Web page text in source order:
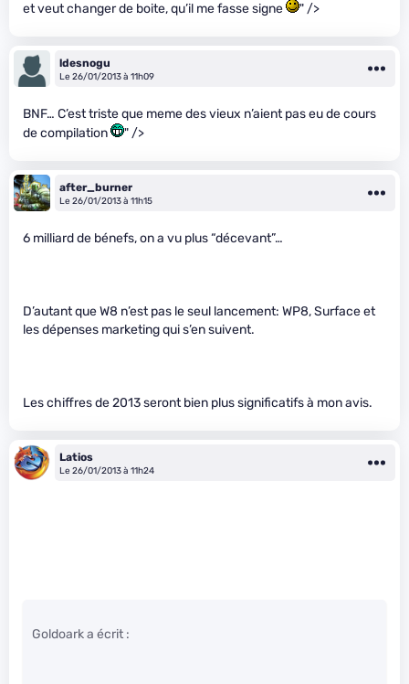
et veut changer de boite, qu’il me fasse signe
" />
ldesnogu
Le 26/01/2013 à 11h09
BNF… C’est triste que meme des vieux n’aient pas eu de cours
de compilation
" />
after_burner
Le 26/01/2013 à 11h15
6 milliard de bénefs, on a vu plus “décevant”…
D’autant que W8 n’est pas le seul lancement: WP8, Surface et
les dépenses marketing qui s’en suivent.
Les chiffres de 2013 seront bien plus significatifs à mon avis.
Latios
Le 26/01/2013 à 11h24
Goldoark a écrit :